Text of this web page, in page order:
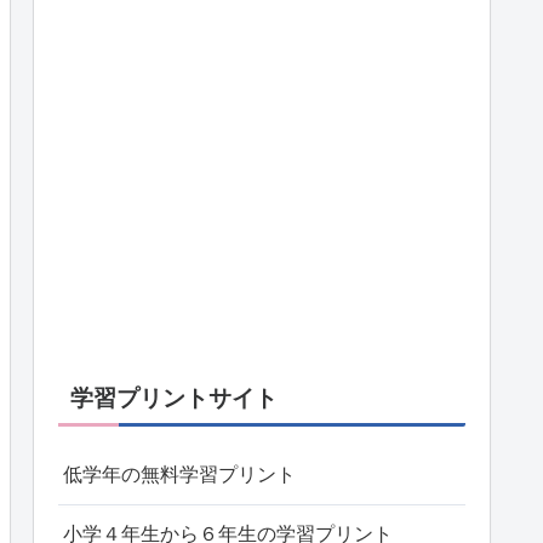
学習プリントサイト
低学年の無料学習プリント
小学４年生から６年生の学習プリント